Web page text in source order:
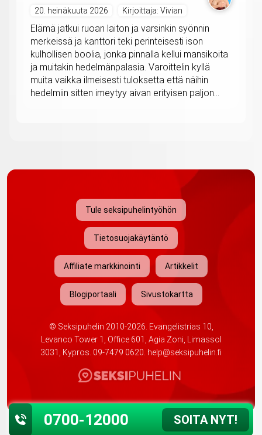
20. heinäkuuta 2026 Kirjoittaja: Vivian
Elämä jatkui ruoan laiton ja varsinkin syönnin
merkeissä ja kanttori teki perinteisesti ison
kulhollisen boolia, jonka pinnalla kellui mansikoita
ja muitakin hedelmänpalasia. Varoittelin kyllä
muita vaikka ilmeisesti tuloksetta että näihin
hedelmiin sitten imeytyy aivan erityisen paljon...
Tule seksipuhelintyöhön
Tietosuojakäytäntö
Affiliate markkinointi Artikkelit
Blogiportaali Sivustokartta
© Seksipuhelin 2010-2026. Evangelistrias 10,
Levanco Tower 1, Office 601, Agia Zoni, Limassol
3031, Kypros. 09-7479 0620. help@seksipuhelin.fi
0700-12000 SOITA NYT!